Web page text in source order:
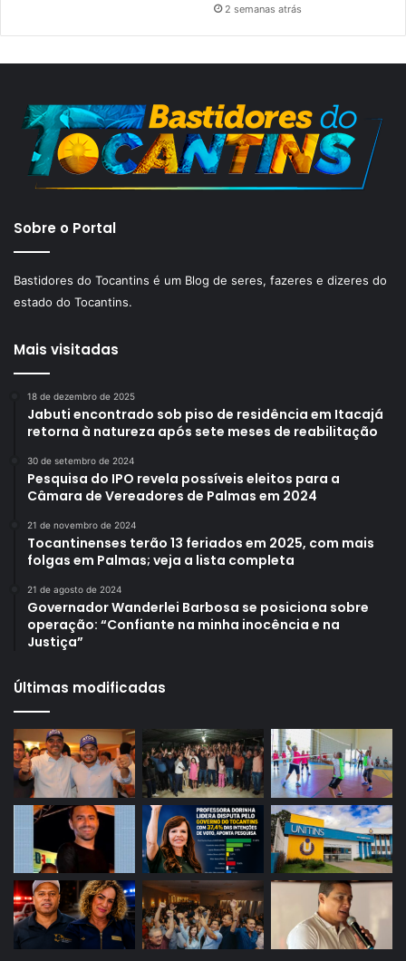
2 semanas atrás
Sobre o Portal
Bastidores do Tocantins é um Blog de seres, fazeres e dizeres do
estado do Tocantins.
Mais visitadas
18 de dezembro de 2025
Jabuti encontrado sob piso de residência em Itacajá
retorna à natureza após sete meses de reabilitação
30 de setembro de 2024
Pesquisa do IPO revela possíveis eleitos para a
Câmara de Vereadores de Palmas em 2024
21 de novembro de 2024
Tocantinenses terão 13 feriados em 2025, com mais
folgas em Palmas; veja a lista completa
21 de agosto de 2024
Governador Wanderlei Barbosa se posiciona sobre
operação: “Confiante na minha inocência e na
Justiça”
Últimas modificadas